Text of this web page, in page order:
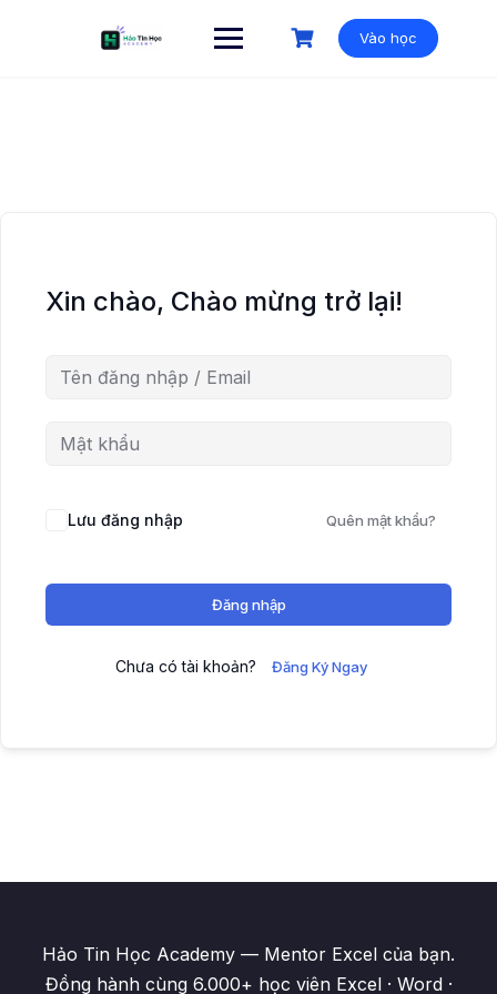
Vào học
Xin chào, Chào mừng trở lại!
Lưu đăng nhập Quên mật khẩu?
Đăng nhập
Chưa có tài khoản? Đăng Ký Ngay
Hảo Tin Học Academy — Mentor Excel của bạn.
Đồng hành cùng 6.000+ học viên Excel · Word ·